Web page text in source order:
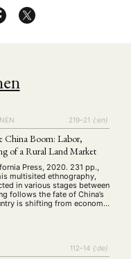
219–21 {:en}
China Boom: Labor,
of a Rural Land Market
Press, 2020. 231 pp.,
multisited ethnography,
in various stages between
follows the fate of China’s
is shifting from economic
labor to growth through
this …
112–14 {:de}